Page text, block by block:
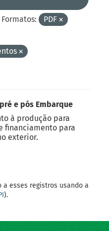
Formatos:
PDF
e pós Embarque
à produção para
financiamento para
exterior.
esses registros usando a
).